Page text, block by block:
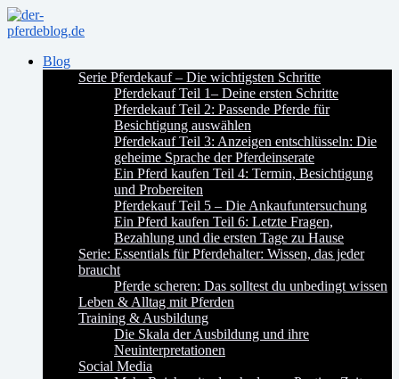
Blog
Serie Pferdekauf – Die wichtigsten Schritte
Pferdekauf Teil 1– Deine ersten Schritte
Pferdekauf Teil 2: Passende Pferde für
Besichtigung auswählen
Pferdekauf Teil 3: Anzeigen entschlüsseln: Die
geheime Sprache der Pferdeinserate
Ein Pferd kaufen Teil 4: Termin, Besichtigung
und Probereiten
Pferdekauf Teil 5 – Die Ankaufuntersuchung
Ein Pferd kaufen Teil 6: Letzte Fragen,
Bezahlung und die ersten Tage zu Hause
Serie: Essentials für Pferdehalter: Wissen, das jeder
braucht
Pferde scheren: Das solltest du unbedingt wissen
Leben & Alltag mit Pferden
Training & Ausbildung
Die Skala der Ausbildung und ihre
Neuinterpretationen
Social Media